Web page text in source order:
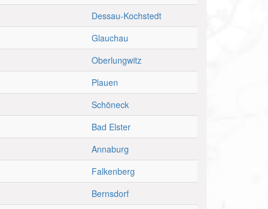
Dessau-Kochstedt
Glauchau
Oberlungwitz
Plauen
Schöneck
Bad Elster
Annaburg
Falkenberg
Bernsdorf